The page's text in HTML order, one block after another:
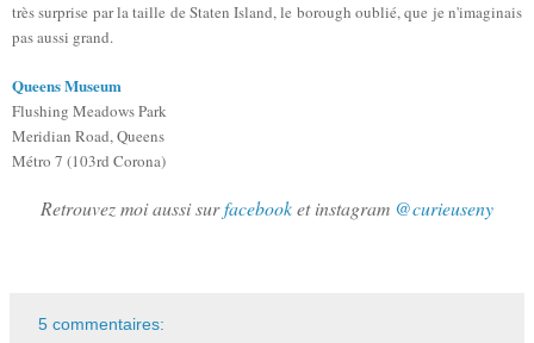
très surprise par la taille de Staten Island, le borough oublié, que je n'imaginais
pas aussi grand.
Queens Museum
Flushing Meadows Park
Meridian Road, Queens
Métro 7 (103rd Corona)
Retrouvez moi aussi surfacebooket instagram @curieuseny
5 commentaires: